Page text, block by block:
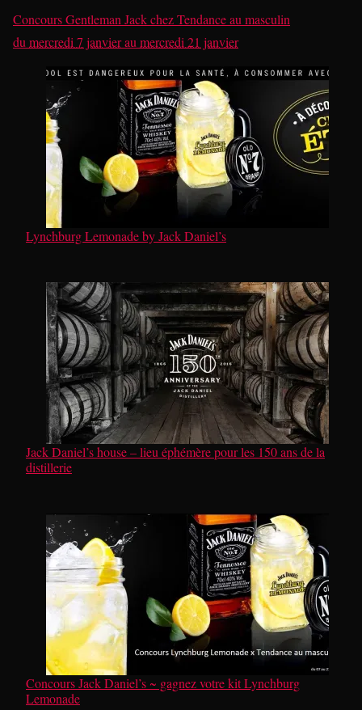
Concours Gentleman JackchezTendance au masculin
du mercredi 7 janvierau mercredi 21 janvier
Lynchburg Lemonade by Jack Daniel’s
Jack Daniel’s house – lieu éphémère pour les 150 ans de la
distillerie
Concours Jack Daniel’s ~ gagnez votre kit Lynchburg
Lemonade